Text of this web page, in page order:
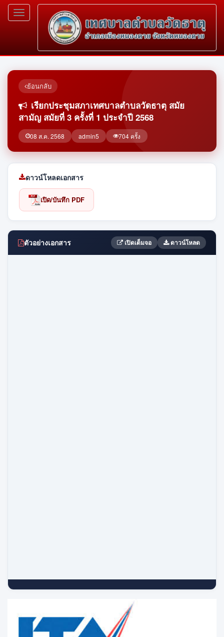
Toggle
navigation
ย้อนกลับ
เรียกประชุมสภาเทศบาลตำบลวัดธาตุ สมัย
สามัญ สมัยที่ 3 ครั้งที่ 1 ประจำปี 2568
08 ส.ค. 2568 admin5 704 ครั้ง
ดาวน์โหลดเอกสาร
เปิด/บันทึก PDF
ตัวอย่างเอกสาร เปิดเต็มจอ ดาวน์โหลด